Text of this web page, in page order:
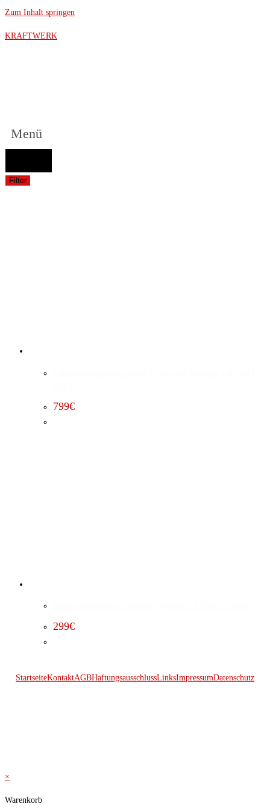
Zum Inhalt springen
KRAFTWERK
Menü
Filter
799€
299€
StartseiteKontaktAGBHaftungsausschlussLinksImpressumDatenschutz
×
Warenkorb